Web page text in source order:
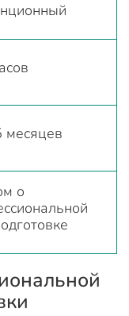
месяцев
о